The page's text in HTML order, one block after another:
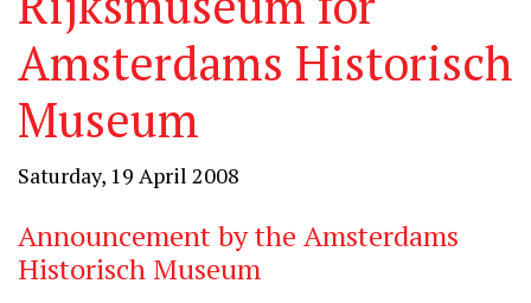
Amsterdams Historisch
Museum
Saturday, 19 April 2008
Announcement by the Amsterdams
Historisch Museum